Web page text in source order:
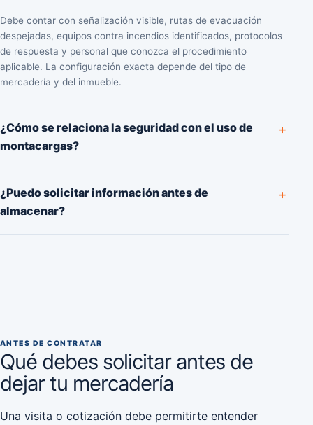
Debe contar con señalización visible, rutas de evacuación
despejadas, equipos contra incendios identificados, protocolos
de respuesta y personal que conozca el procedimiento
aplicable. La configuración exacta depende del tipo de
mercadería y del inmueble.
¿Cómo se relaciona la seguridad con el uso de
montacargas?
¿Puedo solicitar información antes de
almacenar?
ANTES DE CONTRATAR
Qué debes solicitar antes de
dejar tu mercadería
Una visita o cotización debe permitirte entender